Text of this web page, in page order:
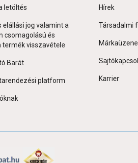
letöltés
elállási jog valamint a
csomagolású és
termék visszavétele
Barát
platform
Hírek
Társadalmi
Karrier